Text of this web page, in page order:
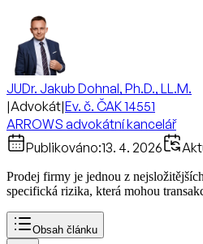
JUDr. Jakub Dohnal, Ph.D., LL.M.
|Advokát|Ev. č. ČAK 14551
ARROWS advokátní kancelář
Publikováno:13. 4. 2026
Prodej firmy je jednou z
specifická rizika, která mohou
Obsah článku